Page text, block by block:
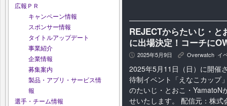
広報ＰＲ
キャンペーン情報
スポンサー情報
タイトルアップデート
事業紹介
企業情報
募集案内
製品・アプリ・サービス情
報
選手・チーム情報
REJECTからたいじ・
に出場決定！コーチに
P 2025年5月9日 K Overwatch イ
2025年5月11日（日）に開催
待制イベント「えなこカップ
のたいじ・とおこ・YamatoN
せいたします。 配信元：株